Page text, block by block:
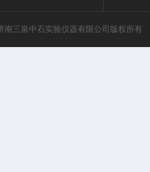
南三泉中石实验仪器有限公司版权所有